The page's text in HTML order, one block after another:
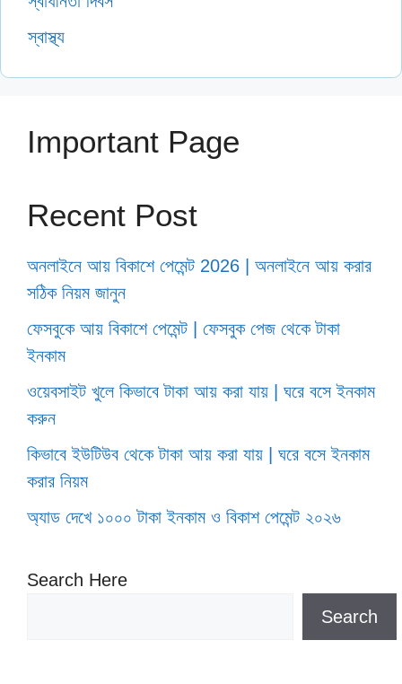
স্বাস্থ্য
Important Page
Recent Post
অনলাইনে আয় বিকাশে পেমেন্ট 2026 | অনলাইনে আয় করার
সঠিক নিয়ম জানুন
ফেসবুকে আয় বিকাশে পেমেন্ট | ফেসবুক পেজ থেকে টাকা
ইনকাম
ওয়েবসাইট খুলে কিভাবে টাকা আয় করা যায় | ঘরে বসে ইনকাম
করুন
কিভাবে ইউটিউব থেকে টাকা আয় করা যায় | ঘরে বসে ইনকাম
করার নিয়ম
অ্যাড দেখে ১০০০ টাকা ইনকাম ও বিকাশ পেমেন্ট ২০২৬
Search Here
Search